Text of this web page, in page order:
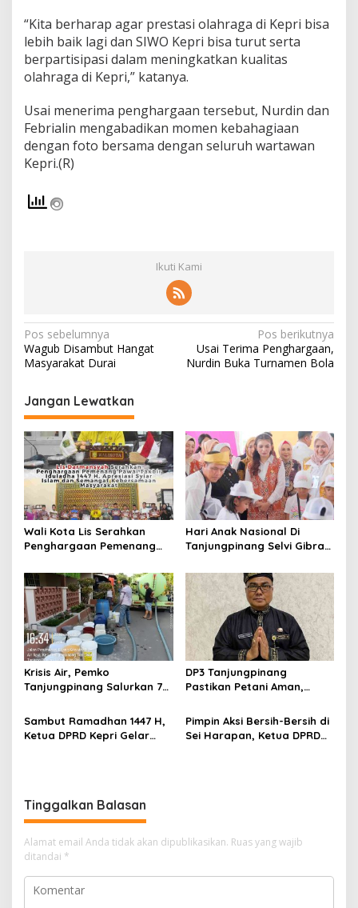
“Kita berharap agar prestasi olahraga di Kepri bisa
lebih baik lagi dan SIWO Kepri bisa turut serta
berpartisipasi dalam meningkatkan kualitas
olahraga di Kepri,” katanya.
Usai menerima penghargaan tersebut, Nurdin dan
Febrialin mengabadikan momen kebahagiaan
dengan foto bersama dengan seluruh wartawan
Kepri.(R)
Ikuti Kami
N
a
i
g
a
s
i
p
o
Pos sebelumnya
Wagub Disambut Hangat
Masyarakat Durai
Pos berikutnya
Usai Terima Penghargaan,
Nurdin Buka Turnamen Bola
Jangan Lewatkan
Wali Kota Lis Serahkan
Penghargaan Pemenang
H, Ajak Masyarakat Terus
Hidupkan Syiar Islam
Hari Anak Nasional Di
Tanjungpinang Selvi Gibran
Nasional RANA
Krisis Air, Pemko
Tanjungpinang Salurkan 75
Terus Berlanj
DP3 Tanjungpinang
Pastikan Petani Aman,
Instrumen Kendali Inflasi
Sambut Ramadhan 1447 H,
Ketua DPRD Kepri Gelar
Pimpin Aksi Bersih-Bersih di
Sei Harapan, Ketua DPRD
Tinggalkan Balasan
Alamat email Anda tidak akan dipublikasikan. Ruas yang wajib
ditandai *